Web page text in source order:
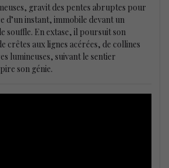
gravit des pentes abruptes pour
d’un instant, immobile devant un
souffle. En extase, il poursuit son
crêtes aux lignes acérées, de collines
lumineuses, suivant le sentier
son génie.